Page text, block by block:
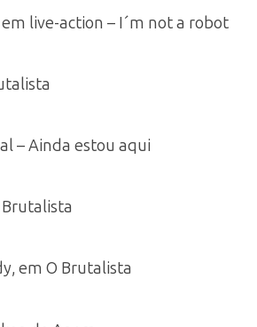
live-action – I´m not a robot
– Ainda estou aqui
em O Brutalista